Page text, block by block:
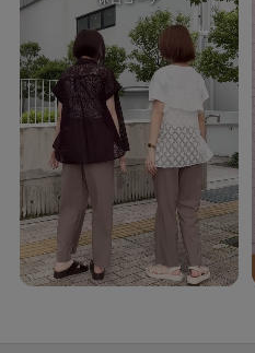
さらにご自宅の洗濯機で洗えるのも嬉し
【スタイリング】
パンツと合わせたすっきりとした着こ
スカートと合わせたやわらかなスタイル
アウトでも着用できるシルエットで、
着映えするブラウスです。
768－61034ベルトイージーワイドパン
セットアップ風の着こなしが楽しめます